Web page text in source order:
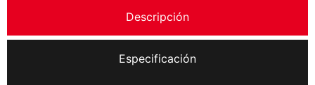
Descripción
Especificación